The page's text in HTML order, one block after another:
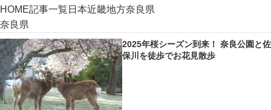
HOME記事一覧 日本近畿地方奈良県
奈良県
2025年桜シーズン到来！ 奈良公園と佐
保川を徒歩でお花見散歩